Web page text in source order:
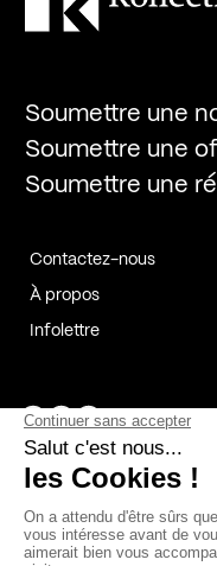
Soumettre une
Soumettre une
Soumettre une
Contactez-nous
À propos
Infolettre
Page Facebook de
Page Instagram de
Page Linkedin